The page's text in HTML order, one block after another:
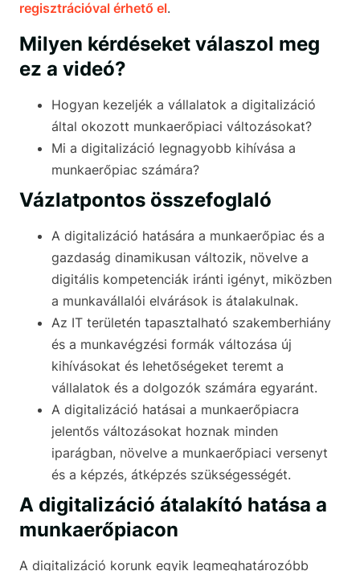
regisztrációval érhető el.
Milyen kérdéseket válaszol meg
ez a videó?
Hogyan kezeljék a vállalatok a digitalizáció
által okozott munkaerőpiaci változásokat?
Mi a digitalizáció legnagyobb kihívása a
munkaerőpiac számára?
Vázlatpontos összefoglaló
A digitalizáció hatására a munkaerőpiac és a
gazdaság dinamikusan változik, növelve a
digitális kompetenciák iránti igényt, miközben
a munkavállalói elvárások is átalakulnak.
Az IT területén tapasztalható szakemberhiány
és a munkavégzési formák változása új
kihívásokat és lehetőségeket teremt a
vállalatok és a dolgozók számára egyaránt.
A digitalizáció hatásai a munkaerőpiacra
jelentős változásokat hoznak minden
iparágban, növelve a munkaerőpiaci versenyt
és a képzés, átképzés szükségességét.
A digitalizáció átalakító hatása a
munkaerőpiacon
A digitalizáció korunk egyik legmeghatározóbb